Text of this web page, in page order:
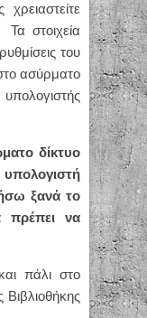
στοιχεία
του
ασύρματο
υπολογιστής
δίκτυο
ξανά το
πρέπει να
πάλι στο